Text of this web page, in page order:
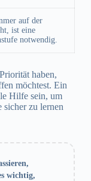
auf der
ist eine
notwendig.
haben,
möchtest. Ein
Hilfe sein, um
zu lernen
wichtig,